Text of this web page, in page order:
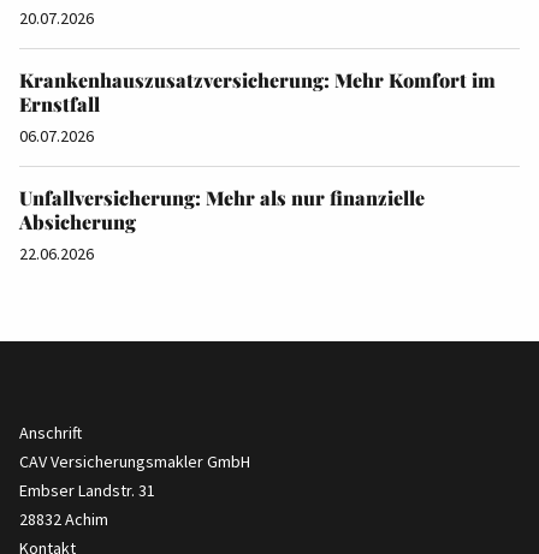
20.07.2026
Krankenhauszusatzversicherung: Mehr Komfort im
Ernstfall
06.07.2026
Unfallversicherung: Mehr als nur finanzielle
Absicherung
22.06.2026
Anschrift
CAV Versicherungsmakler GmbH
Embser Landstr. 31
28832 Achim
Kontakt